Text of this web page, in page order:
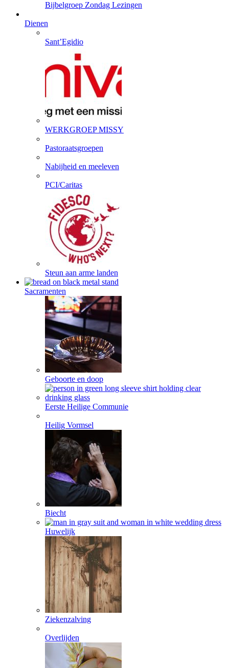
Bijbelgroep Zondag Lezingen
Dienen
Sant’Egidio
WERKGROEP MISSY
Pastoraatsgroepen
Nabijheid en meeleven
PCI/Caritas
Steun aan arme landen
Sacramenten
Geboorte en doop
Eerste Heilige Communie
Heilig Vormsel
Biecht
Huwelijk
Ziekenzalving
Overlijden